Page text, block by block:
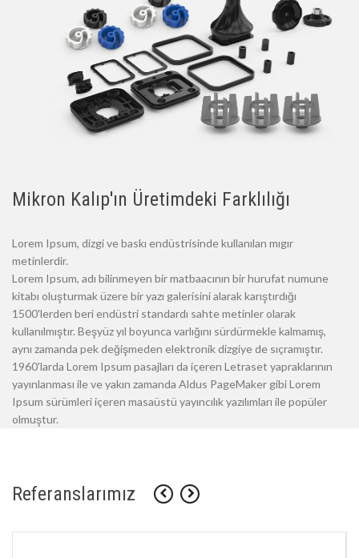
Mikron Kalıp'ın Üretimdeki Farklılığı
Lorem Ipsum, dizgi ve baskı endüstrisinde kullanılan mıgır
metinlerdir.
Lorem Ipsum, adı bilinmeyen bir matbaacının bir hurufat numune
kitabı oluşturmak üzere bir yazı galerisini alarak karıştırdığı
1500'lerden beri endüstri standardı sahte metinler olarak
kullanılmıştır. Beşyüz yıl boyunca varlığını sürdürmekle kalmamış,
aynı zamanda pek değişmeden elektronik dizgiye de sıçramıştır.
1960'larda Lorem Ipsum pasajları da içeren Letraset yapraklarının
yayınlanması ile ve yakın zamanda Aldus PageMaker gibi Lorem
Ipsum sürümleri içeren masaüstü yayıncılık yazılımları ile popüler
olmuştur.
Referanslarımız